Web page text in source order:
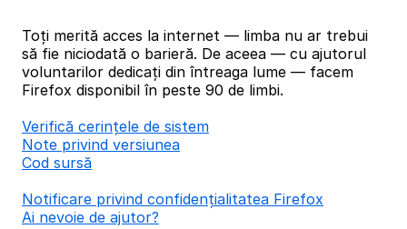
Toți merită acces la internet — limba nu ar trebui
să fie niciodată o barieră. De aceea — cu ajutorul
voluntarilor dedicați din întreaga lume — facem
Firefox disponibil în peste 90 de limbi.
Verifică cerințele de sistem
Note privind versiunea
Cod sursă
Notificare privind confidențialitatea Firefox
Ai nevoie de ajutor?